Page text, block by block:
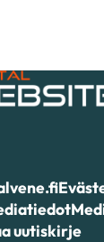
uutiskirje